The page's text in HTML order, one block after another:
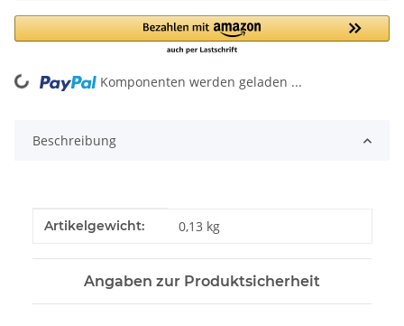
Loading... Komponenten werden geladen ...
Beschreibung
Produkteigenschaft
Wert
Artikelgewicht: 0,13 kg
Angaben zur Produktsicherheit